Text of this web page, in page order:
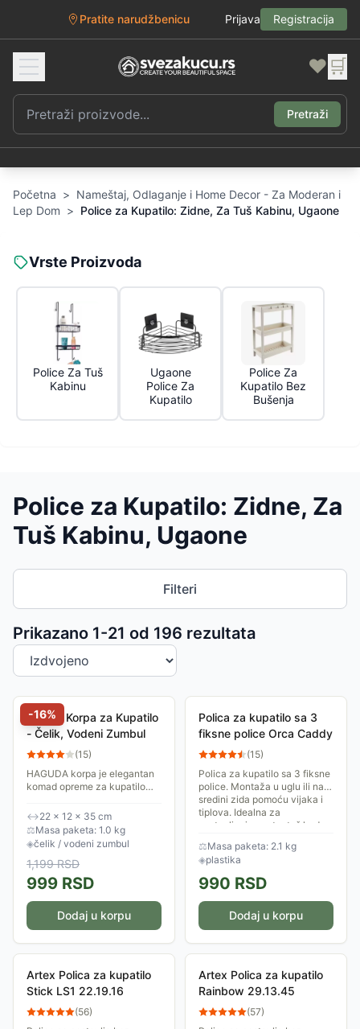
Pratite narudžbenicu Prijava Registracija
❤️ 🛒
Pretraži
Početna > Nameštaj, Odlaganje i Home Decor - Za Moderan i
Lep Dom > Police za Kupatilo: Zidne, Za Tuš Kabinu, Ugaone
Vrste Proizvoda
Police Za Tuš
Kabinu
Ugaone
Police Za
Kupatilo
Police Za
Kupatilo Bez
Bušenja
Police za Kupatilo: Zidne, Za
Tuš Kabinu, Ugaone
Filteri
Prikazano 1-21 od 196 rezultata
Sortiranje proizvoda
-16%
Viseća Korpa za Kupatilo
- Čelik, Vodeni Zumbul
(15)
HAGUDA korpa je elegantan
komad opreme za kupatilo
i prirodan izgled. Izrađena je
od čelika i vodenog zumbula,
što joj...
↔22 × 12 × 35 cm
⚖Masa paketa: 1.0 kg
◈čelik / vodeni zumbul
1,199RSD
999 RSD
Dodaj u korpu
Polica za kupatilo sa 3
fiksne police Orca Caddy
(15)
Polica za kupatilo sa 3 fiksne
police. Montaža u uglu ili na
sredini zida pomoću vijaka i
tiplova. Idealna za
postavljanje unutar tuš kade
⚖Masa paketa: 2.1 kg
◈plastika
990 RSD
Dodaj u korpu
Artex Polica za kupatilo
Stick LS1 22.19.16
(56)
Artex Polica za kupatilo
Rainbow 29.13.45
(57)